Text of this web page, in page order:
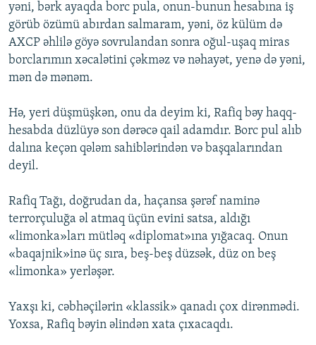
yəni, bərk ayaqda borc pula, onun-bunun hesabına iş
görüb özümü abırdan salmaram, yəni, öz külüm də
AXCP əhlilə göyə sovrulandan sonra oğul-uşaq miras
borclarımın xəcalətini çəkməz və nəhayət, yenə də yəni,
mən də mənəm.
Hə, yeri düşmüşkən, onu da deyim ki, Rafiq bəy haqq-
hesabda düzlüyə son dərəcə qail adamdır. Borc pul alıb
dalına keçən qələm sahiblərindən və başqalarından
deyil.
Rafiq Tağı, doğrudan da, haçansa şərəf naminə
terrorçuluğa əl atmaq üçün evini satsa, aldığı
«limonka»ları mütləq «diplomat»ına yığacaq. Onun
«baqajnik»inə üç sıra, beş-beş düzsək, düz on beş
«limonka» yerləşər.
Yaxşı ki, cəbhəçilərin «klassik» qanadı çox dirənmədi.
Yoxsa, Rafiq bəyin əlindən xata çıxacaqdı.